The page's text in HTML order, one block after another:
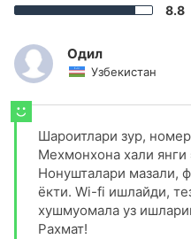
8.8
Одил
Узбекистан
Шароитлари зур,
Мехмонхона хали янги
Нонушталари мазали,
ёкти. Wi-fi ишлайди,
хушмуомала уз
Рахмат!